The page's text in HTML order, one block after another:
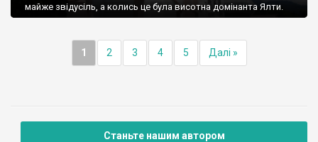
майже звідусіль, а колись це була висотна домінанта Ялти.
1 2 3 4 5 Далі »
Станьте нашим автором